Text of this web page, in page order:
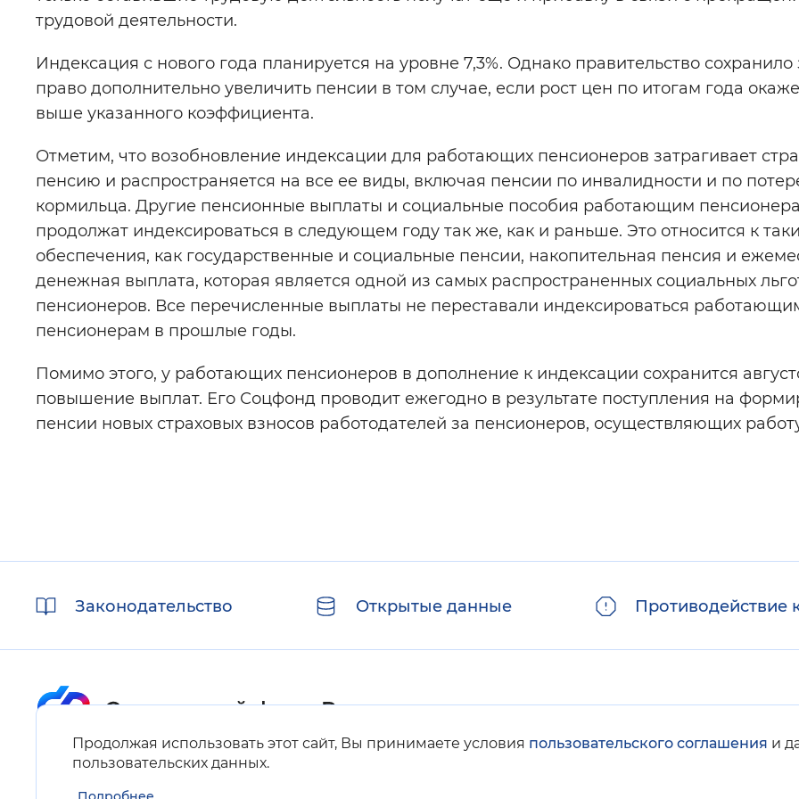
трудовой деятельности.
Индексация с нового года планируется на уровне 7,3%. Однако правительство сохранило
право дополнительно увеличить пенсии в том случае, если рост цен по итогам года
выше указанного коэффициента.
Отметим, что возобновление индексации для работающих пенсионеров затрагивает
пенсию и распространяется на все ее виды, включая пенсии по инвалидности и по
кормильца. Другие пенсионные выплаты и социальные пособия работающим
продолжат индексироваться в следующем году так же, как и раньше. Это относится к
обеспечения, как государственные и социальные пенсии, накопительная пенсия и
денежная выплата, которая является одной из самых распространенных социальных
пенсионеров. Все перечисленные выплаты не переставали индексироваться
пенсионерам в прошлые годы.
Помимо этого, у работающих пенсионеров в дополнение к индексации сохранится
повышение выплат. Его Соцфонд проводит ежегодно в результате поступления на
пенсии новых страховых взносов работодателей за пенсионеров, осуществляющих
Продолжая использовать этот сайт, Вы принимаете условия пользовательского соглашения и
пользовательских данных.
ссылкиЗаконодательство Открытые данные Противодействие
Карта сайта